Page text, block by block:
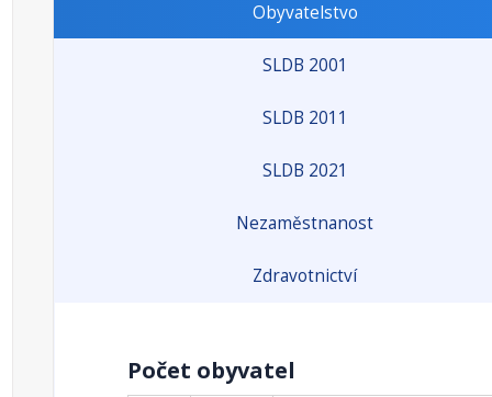
Obyvatelstvo
SLDB 2001
SLDB 2011
SLDB 2021
Nezaměstnanost
Zdravotnictví
Počet obyvatel